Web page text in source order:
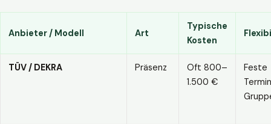
Anbieter / Modell Art
Typische
Kosten
TÜV / DEKRA Präsenz
Oft 800–
1.500 €
Feste